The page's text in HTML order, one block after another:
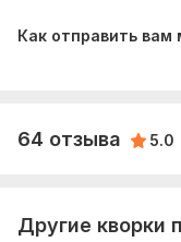
Как отправить вам
64 отзыва 5.0
S
всё очень
Другие кворки